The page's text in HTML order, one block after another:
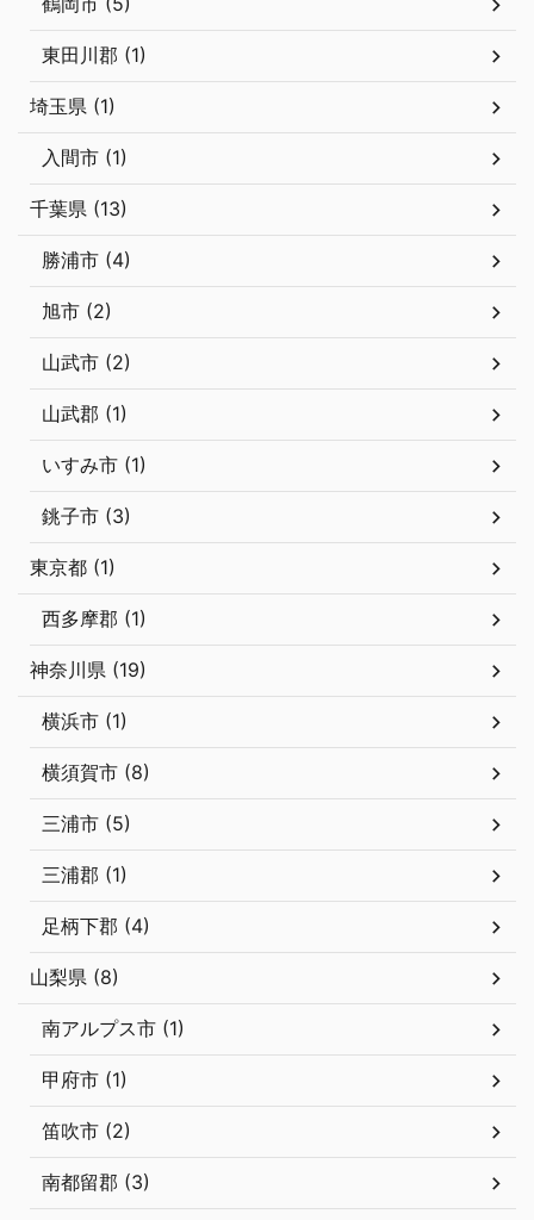
東田川郡 (1)
埼玉県 (1)
入間市 (1)
千葉県 (13)
勝浦市 (4)
旭市 (2)
山武市 (2)
山武郡 (1)
いすみ市 (1)
銚子市 (3)
東京都 (1)
西多摩郡 (1)
神奈川県 (19)
横浜市 (1)
横須賀市 (8)
三浦市 (5)
三浦郡 (1)
足柄下郡 (4)
山梨県 (8)
南アルプス市 (1)
甲府市 (1)
笛吹市 (2)
南都留郡 (3)